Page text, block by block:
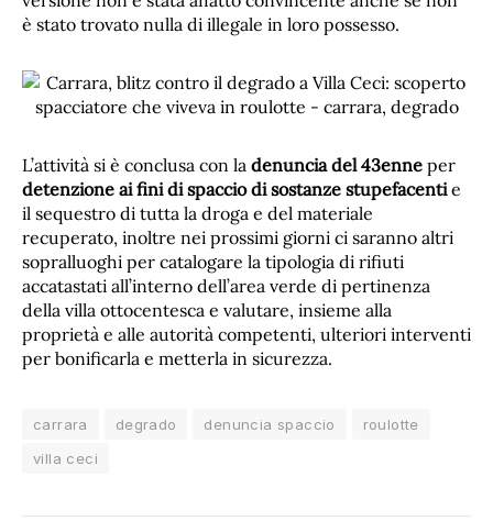
è stato trovato nulla di illegale in loro possesso.
L’attività si è conclusa con la denuncia del 43enne per
detenzione ai fini di spaccio di sostanze stupefacentie
il sequestro di tutta la droga e del materiale
recuperato, inoltre nei prossimi giorni ci saranno altri
sopralluoghi per catalogare la tipologia di rifiuti
accatastati all’interno dell’area verde di pertinenza
della villa ottocentesca e valutare, insieme alla
proprietà e alle autorità competenti, ulteriori interventi
per bonificarla e metterla in sicurezza.
carrara degrado denuncia spaccio
roulotte
villa ceci